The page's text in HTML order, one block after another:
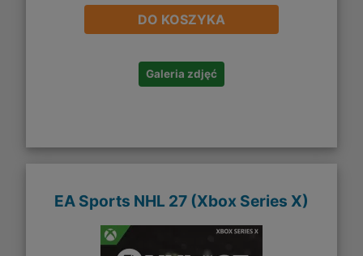
DO KOSZYKA
Galeria zdjęć
EA Sports NHL 27 (Xbox Series X)